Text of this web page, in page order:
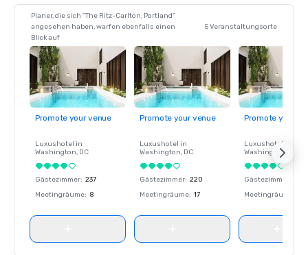
Planer, die sich "The Ritz-Carlton, Portland"
angesehen haben, warfen ebenfalls einen
Blick auf
5 Veranstaltungsorte
Promote your venue
Luxushotel in
Washington, DC
Gästezimmer: 237
Meetingräume: 8
Promote your venue
Luxushotel in
Washington, DC
Gästezimmer: 220
Meetingräume: 17
Promote your
Luxushotel in
Washington
Gästezimmer
Meetingräume